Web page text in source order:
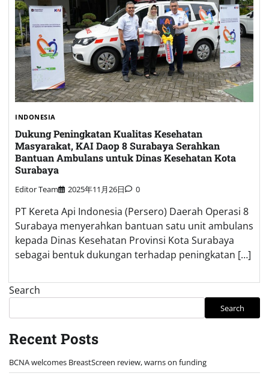
INDONESIA
Dukung Peningkatan Kualitas Kesehatan
Masyarakat, KAI Daop 8 Surabaya Serahkan
Bantuan Ambulans untuk Dinas Kesehatan Kota
Surabaya
Editor Team 2025年11月26日 0
PT Kereta Api Indonesia (Persero) Daerah Operasi 8
Surabaya menyerahkan bantuan satu unit ambulans
kepada Dinas Kesehatan Provinsi Kota Surabaya
sebagai bentuk dukungan terhadap peningkatan […]
Search
Search
Recent Posts
BCNA welcomes BreastScreen review, warns on funding